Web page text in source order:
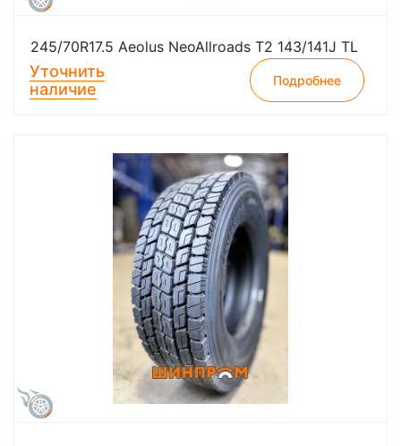
245/70R17.5 Aeolus NeoAllroads T2 143/141J TL
Уточнить
наличие
Подробнее